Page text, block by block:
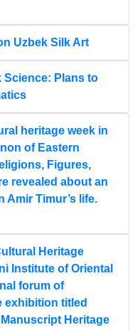
Uzbek Silk Art
Science: Plans to
heritage week in
of Eastern
Figures,
revealed about an
Amir Timur’s life.
Heritage
Institute of Oriental
forum of
exhibition titled
Heritage